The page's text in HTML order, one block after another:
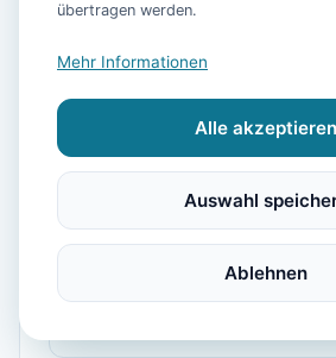
Dorfidylle Wiesens
Herzen Ostfrieslands
Ferienwohnung für 4
Ferienwohnung\/App. für 3
übertragen werden.
Mehr Informationen
Alle akzeptieren
Auswahl
Ablehnen